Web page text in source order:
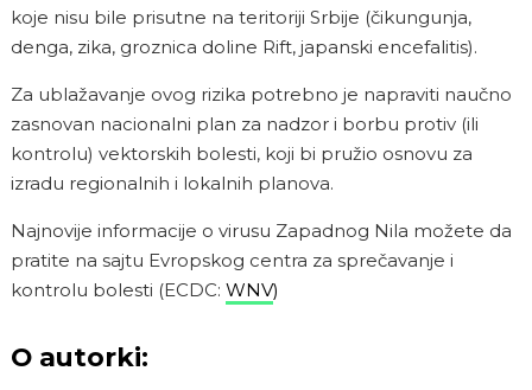
koje nisu bile prisutne na teritoriji Srbije (čikungunja,
denga, zika, groznica doline Rift, japanski encefalitis).
Za ublažavanje ovog rizika potrebno je napraviti naučno
zasnovan nacionalni plan za nadzor i borbu protiv (ili
kontrolu) vektorskih bolesti, koji bi pružio osnovu za
izradu regionalnih i lokalnih planova.
Najnovije informacije o virusu Zapadnog Nila možete da
pratite na sajtu Evropskog centra za sprečavanje i
kontrolu bolesti (ECDC: WNV)
O autorki: